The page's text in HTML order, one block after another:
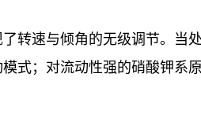
转速与倾角的无级调节。当
式；对流动性强的硝酸钾系